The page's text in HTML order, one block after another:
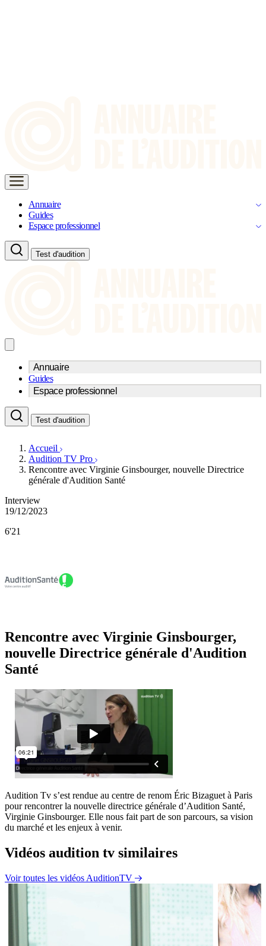
Annuaire
Guides
Espace professionnel
Test d'audition
Annuaire
Trouvez un professionnel de l'audition
Centre d'audioprothèse
Médecins ORL & Phoniatres
Écoles spécialisées
Fournisseurs
Associations
Guides
Espace professionnel
Acteurs et services
Fournisseurs
Services ORL
Orthophonistes
Formations et écoles
Organismes / Syndicats
Produits
Ressources
Test d'audition
Accueil
Audition TV Pro
Rencontre avec Virginie Ginsbourger, nouvelle Directrice
générale d'Audition Santé
Interview
19/12/2023
6'21
Rencontre avec Virginie Ginsbourger,
nouvelle Directrice générale d'Audition
Santé
Audition Tv s’est rendue au centre de renom Éric Bizaguet à Paris
pour rencontrer la nouvelle directrice générale d’Audition Santé,
Virginie Ginsbourger. Elle nous fait part de son parcours, sa vision
du marché et les enjeux à venir.
Vidéos audition tv similaires
Voir toutes les vidéos AuditionTV